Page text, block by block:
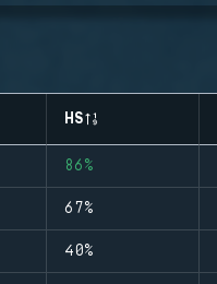
HS
86%
67%
40%